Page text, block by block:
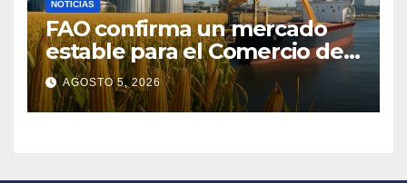
NOTICIAS
FAO confirma un mercado
estable para el Comercio de
Granos pese a la
incertidumbre global
AGOSTO 5, 2026